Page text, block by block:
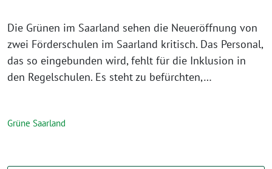
Die Grünen im Saarland sehen die Neueröffnung von
zwei Förderschulen im Saarland kritisch. Das Personal,
das so eingebunden wird, fehlt für die Inklusion in
den Regelschulen. Es steht zu befürchten,…
Grüne Saarland